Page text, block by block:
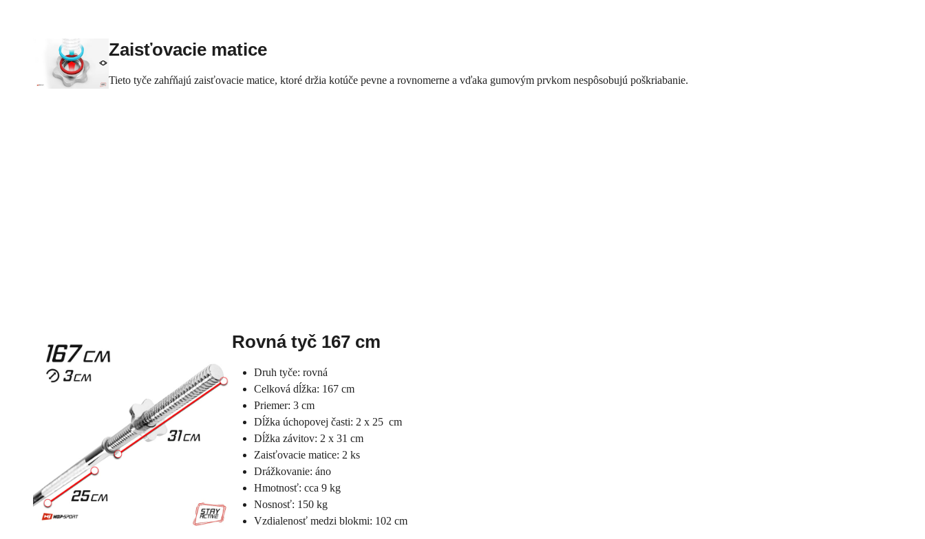
Zaisťovacie matice
Tieto tyče zahŕňajú zaisťovacie matice, ktoré držia kotúče pevne a rovnomerne a vďaka gumovým prvkom nespôsobujú poškriabanie.
Rovná tyč 167 cm
Druh tyče: rovná
Celková dĺžka: 167 cm
Priemer: 3 cm
Dĺžka úchopovej časti: 2 x 25 cm
Dĺžka závitov: 2 x 31 cm
Zaisťovacie matice: 2 ks
Drážkovanie: áno
Hmotnosť: cca 9 kg
Nosnosť: 150 kg
Vzdialenosť medzi blokmi: 102 cm